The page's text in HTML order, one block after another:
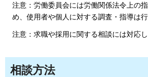
注意：労働委員会には労働関係法令上の
め、使用者や個人に対する調査・指導は行
注意：求職や採用に関する相談には対応し
相談方法